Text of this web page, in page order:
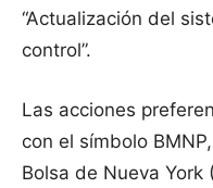
“Actualización del
control”.
Las acciones
con el símbolo
Bolsa de Nueva York